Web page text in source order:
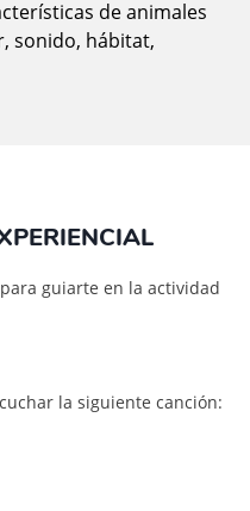
de animales
sonido, hábitat,
guiarte en la actividad
la siguiente canción: